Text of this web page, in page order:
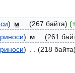
) м (267 байта)
) м (261
) (218 байта)